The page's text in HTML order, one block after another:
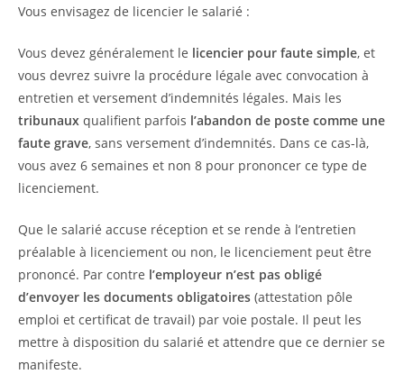
Vous envisagez de licencier le salarié :
Vous devez généralement le licencier pour faute simple, et
vous devrez suivre la procédure légale avec convocation à
entretien et versement d’indemnités légales. Mais les
tribunaux qualifient parfois l’abandon de poste comme une
faute grave, sans versement d’indemnités. Dans ce cas-là,
vous avez 6 semaines et non 8 pour prononcer ce type de
licenciement.
Que le salarié accuse réception et se rende à l’entretien
préalable à licenciement ou non, le licenciement peut être
prononcé. Par contre l’employeur n’est pas obligé
d’envoyer les documents obligatoires (attestation pôle
emploi et certificat de travail) par voie postale. Il peut les
mettre à disposition du salarié et attendre que ce dernier se
manifeste.